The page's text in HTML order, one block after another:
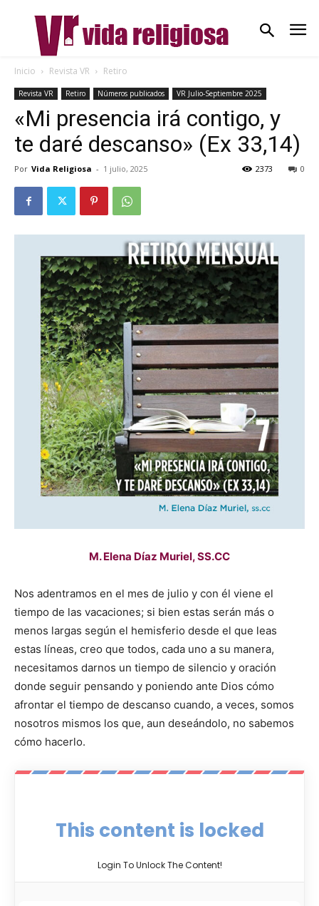
Inicio Revista VR Retiro
Revista VR Retiro Números publicados VR Julio-Septiembre 2025
«Mi presencia irá contigo, y
te daré descanso» (Ex 33,14)
Por Vida Religiosa - 1 julio, 2025 0
2373
M. Elena Díaz Muriel, SS.CC
Nos adentramos en el mes de julio y con él viene el
tiempo de las vacaciones; si bien estas serán más o
menos largas según el hemisferio desde el que leas
estas líneas, creo que todos, cada uno a su manera,
necesitamos darnos un tiempo de silencio y oración
donde seguir pensando y poniendo ante Dios cómo
afrontar el tiempo de descanso cuando, a veces, somos
nosotros mismos los que, aun deseándolo, no sabemos
cómo hacerlo.
This content is locked
Login To Unlock The Content!